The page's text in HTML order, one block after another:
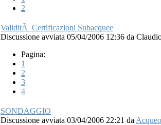
2
ValiditÃ Certificazioni Subacquee
Discussione avviata 05/04/2006 12:36 da
Pagina:
1
2
3
4
SONDAGGIO
Discussione avviata 03/04/2006 22:21 da Acqueo